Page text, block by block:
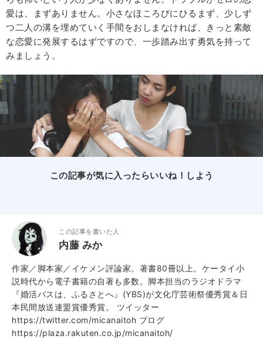
愛は、まずありません。小さなほころびにひるまず、少しず
つ二人の溝を埋めていく手間をおしまなければ、きっと素敵
な恋愛に発展するはずですので、一歩踏み出す勇気を持って
みましょう。
この記事が気に入ったらいいね！しよう
この記事を書いた人
内藤 みか
作家／脚本家／イケメン評論家。著書80冊以上。ケータイ小
説時代から電子書籍の自著も多数。脚本担当のラジオドラマ
『婚活バスは、ふるさとへ』(YBS)が文化庁芸術祭優秀賞＆日
本民間放送連盟賞優秀賞。 ツイッター
https://twitter.com/micanaitoh ブログ
https://plaza.rakuten.co.jp/micanaitoh/